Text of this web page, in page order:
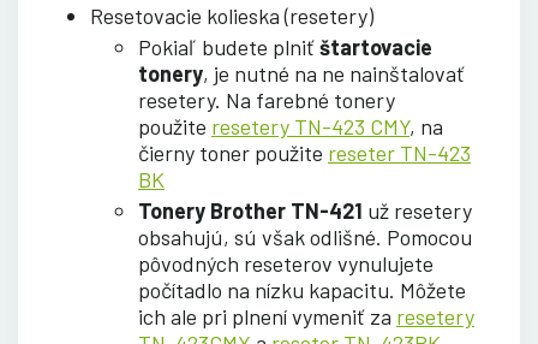
Resetovacie kolieska (resetery)
Pokiaľ budete plniťštartovacie
tonery, je nutné na ne nainštalovať
resetery. Na farebné tonery
použite resetery TN-423 CMY, na
čierny toner použite reseter TN-423
BK
Tonery Brother TN-421 už resetery
obsahujú, sú však odlišné. Pomocou
pôvodných reseterov vynulujete
počítadlo na nízku kapacitu. Môžete
ich ale pri plnení vymeniť za resetery